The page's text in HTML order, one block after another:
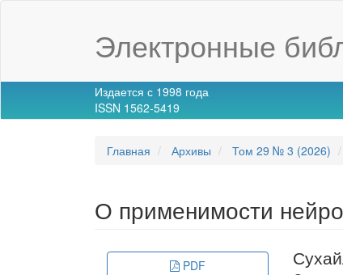
Электронные
Издается с 1998 года
ISSN 1562-5419
Главная Архивы Том 29 № 3 (2026)
О применимости
Article PDF